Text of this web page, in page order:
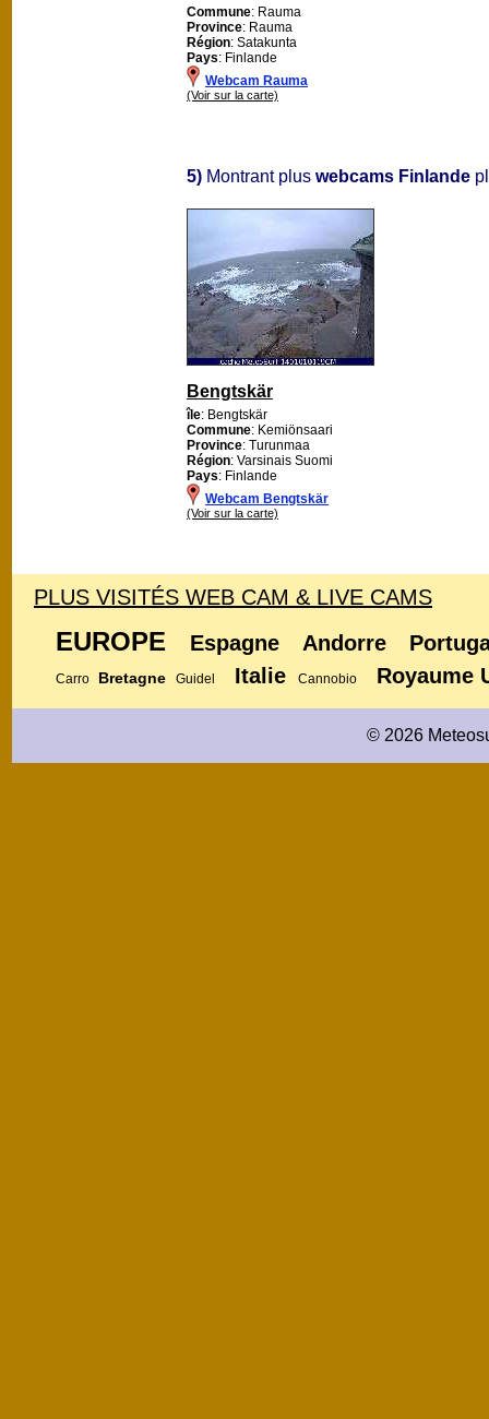
Commune: Rauma
Province: Rauma
Région: Satakunta
Pays: Finlande
Webcam Rauma
(Voir sur la carte)
5) Montrant plus webcams Finlande
Bengtskär
île: Bengtskär
Commune: Kemiönsaari
Province: Turunmaa
Région: Varsinais Suomi
Pays: Finlande
Webcam Bengtskär
(Voir sur la carte)
PLUS VISITÉS WEB CAM & LIVE CAMS
EUROPE Espagne Andorre
Carro Bretagne Guidel Italie Cannobio Royaume
© 2026